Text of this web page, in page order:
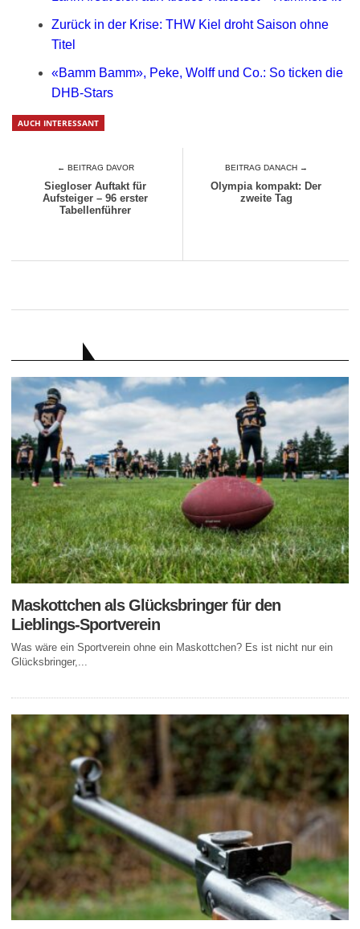
Zurück in der Krise: THW Kiel droht Saison ohne
Titel
«Bamm Bamm», Peke, Wolff und Co.: So ticken die
DHB-Stars
AUCH INTERESSANT
← BEITRAG DAVOR
Siegloser Auftakt für
Aufsteiger – 96 erster
Tabellenführer
BEITRAG DANACH →
Olympia kompakt: Der
zweite Tag
Maskottchen als Glücksbringer für den
Lieblings-Sportverein
Was wäre ein Sportverein ohne ein Maskottchen? Es ist nicht nur ein
Glücksbringer,...